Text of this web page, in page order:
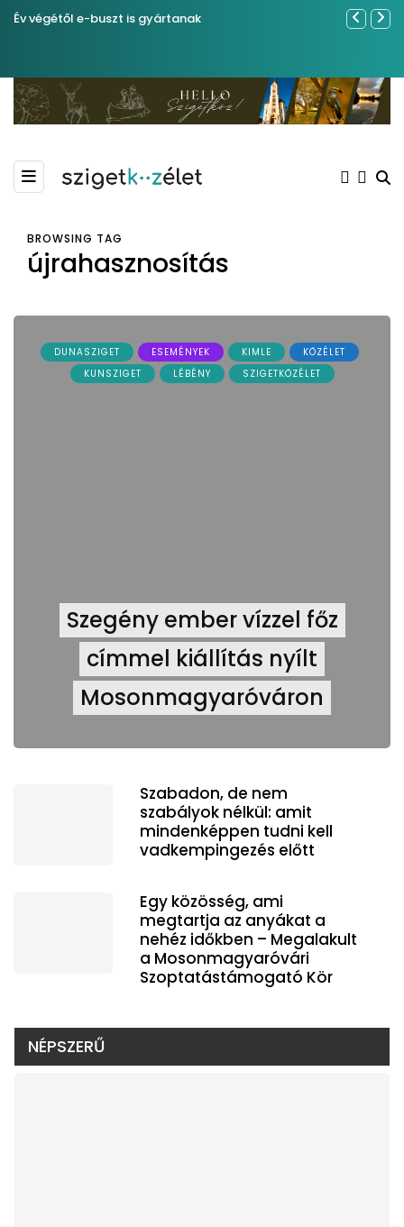
Év végétől e-buszt is gyártanak
Közel
BROWSING TAG
újrahasznosítás
DUNASZIGET ESEMÉNYEK KIMLE
KÖZÉLET
KUNSZIGET
LÉBÉNY SZIGETKÖZÉLET
Szegény ember vízzel főz
címmel kiállítás nyílt
Mosonmagyaróváron
Szabadon, de nem
szabályok nélkül: amit
mindenképpen tudni kell
vadkempingezés előtt
Egy közösség, ami
megtartja az anyákat a
nehéz időkben – Megalakult
a Mosonmagyaróvári
Szoptatástámogató Kör
NÉPSZERŰ